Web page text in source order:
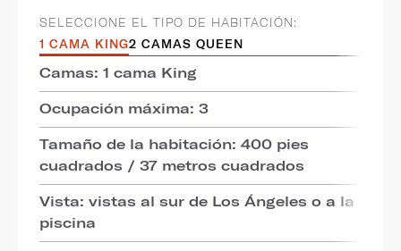
SELECCIONE EL TIPO DE HABITACIÓN:
1 CAMA KING2 CAMAS QUEEN
Camas: 1 cama King
Ocupación máxima: 3
Tamaño de la habitación: 400 pies
cuadrados / 37 metros cuadrados
Vista: vistas al sur de Los Ángeles o a la
piscina